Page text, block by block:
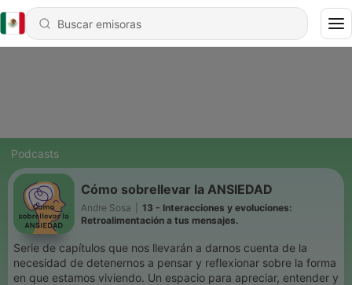
Podcasts
Cómo sobrellevar la ANSIEDAD
Andre Sosa
13 - Interacciones y evoluciones:
Retroalimentación a tus mensajes.
Serie de capítulos que nos llevarán a darnos cuenta de la
necesidad de detenernos a pensar y reflexionar sobre la forma
en que estamos viviendo. Un espacio para apreciar, entender y